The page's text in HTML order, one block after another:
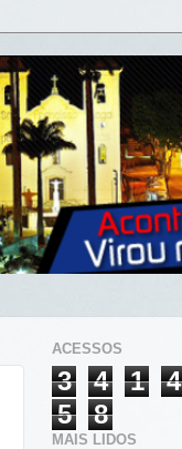
ACESSOS
3 4 1 4
5
8
MAIS LIDOS